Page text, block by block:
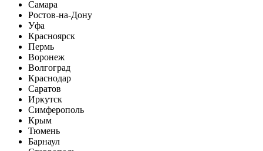
Самара
Ростов-на-Дону
Уфа
Красноярск
Пермь
Воронеж
Волгоград
Краснодар
Саратов
Иркутск
Симферополь
Крым
Тюмень
Барнаул